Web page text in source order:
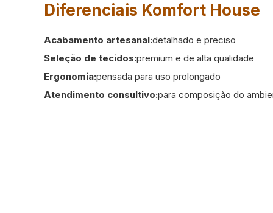
Diferenciais Komfort House
Acabamento artesanal:detalhado e preciso
Seleção de tecidos:premium e de alta qualidade
Ergonomia:pensada para uso prolongado
Atendimento consultivo:para composição do